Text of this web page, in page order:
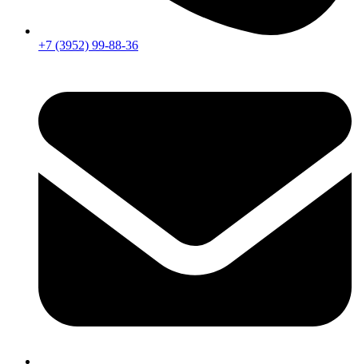
+7 (3952) 99-88-36